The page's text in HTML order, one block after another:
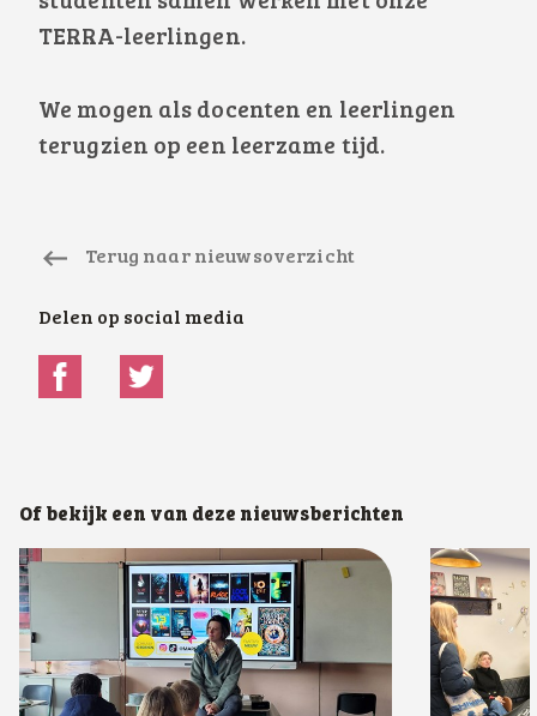
TERRA-leerlingen.
We mogen als docenten en leerlingen
terugzien op een leerzame tijd.
Terug naar nieuwsoverzicht
Delen op social media
Of bekijk een van deze nieuwsberichten